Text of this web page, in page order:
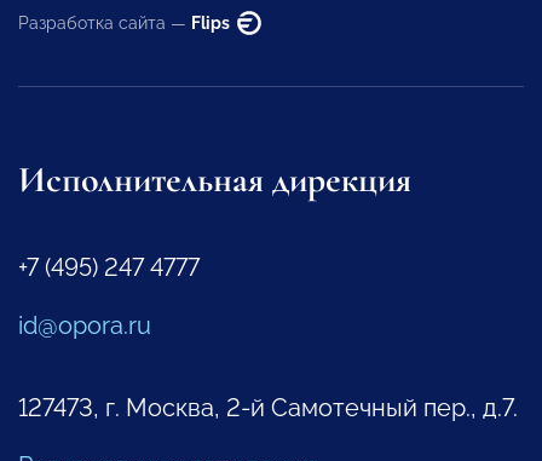
Разработка сайта — Flips
Исполнительная дирекция
+7 (495) 247 4777
id@opora.ru
127473, г. Москва, 2-й Самотечный пер., д.7.